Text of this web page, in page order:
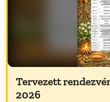
Tervezett
2026